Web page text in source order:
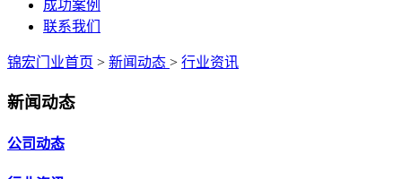
成功案例
联系我们
锦宏门业首页 > 新闻动态 > 行业资讯
新闻动态
公司动态